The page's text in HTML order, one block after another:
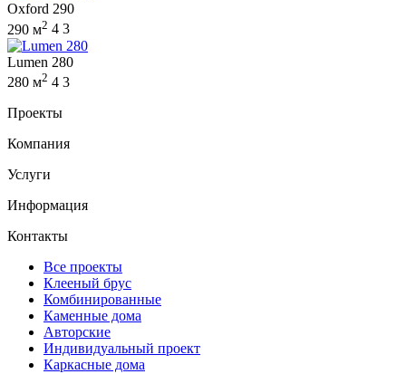
Oxford 290
290 м2 4 3
Lumen 280
280 м2 4 3
Проекты
Компания
Услуги
Информация
Контакты
Все проекты
Клееный брус
Комбинированные
Каменные дома
Авторские
Индивидуальный проект
Каркасные дома